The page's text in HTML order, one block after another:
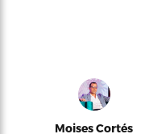
Moises Cortés